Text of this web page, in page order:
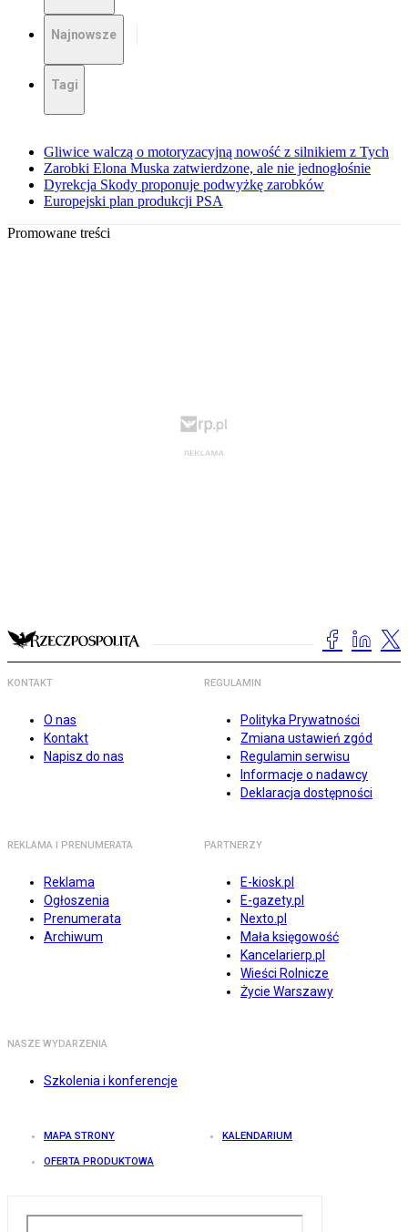
Najnowsze
Tagi
Gliwice walczą o motoryzacyjną nowość z silnikiem z Tych
Zarobki Elona Muska zatwierdzone, ale nie jednogłośnie
Dyrekcja Skody proponuje podwyżkę zarobków
Europejski plan produkcji PSA
Promowane treści
KONTAKT
O nas
Kontakt
Napisz do nas
REGULAMIN
Polityka Prywatności
Zmiana ustawień zgód
Regulamin serwisu
Informacje o nadawcy
Deklaracja dostępności
REKLAMA I PRENUMERATA
Reklama
Ogłoszenia
Prenumerata
Archiwum
PARTNERZY
E-kiosk.pl
E-gazety.pl
Nexto.pl
Mała księgowość
Kancelarierp.pl
Wieści Rolnicze
Życie Warszawy
NASZE WYDARZENIA
Szkolenia i konferencje
MAPA STRONY KALENDARIUM
OFERTA PRODUKTOWA